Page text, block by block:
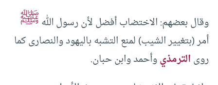
وقال بعضهم: الاختضاب أفضل لأن رسول اللهﷺ
أمر (بتغيير الشيب) لمنع التشبه باليهود والنصارى كما
روىالترمذيوأحمد وابن حبان.